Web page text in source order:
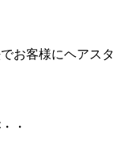
お客様にヘアスタ
・